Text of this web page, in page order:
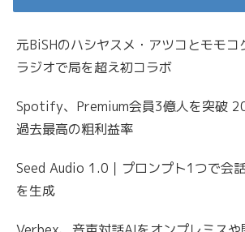
元BiSHのハシヤスメ・アツコとモモ
ラジオで局を超え初コラボ
Spotify、Premium会員3億人を突破
過去最高の粗利益率
Seed Audio 1.0｜プロンプト1つで会
を生成